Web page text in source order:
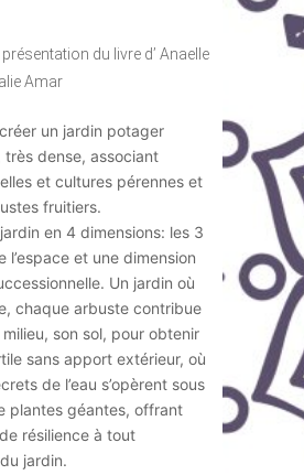
du livre d’ Anaelle
Amar
un jardin potager
très dense, associant
et cultures pérennes et
fruitiers.
en 4 dimensions: les 3
l’espace et une dimension
Un jardin où
chaque arbuste contribue
son sol, pour obtenir
sans apport extérieur, où
de l’eau s’opèrent sous
plantes géantes, offrant
résilience à tout
jardin.